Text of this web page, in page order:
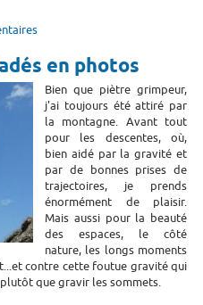
en photos
Bien que piètre grimpeur,
j'ai toujours été attiré par
la montagne. Avant tout
pour les descentes, où,
bien aidé par la gravité et
par de bonnes prises de
trajectoires, je prends
énormément de plaisir.
Mais aussi pour la beauté
des espaces, le côté
nature, les longs moments
contre cette foutue gravité qui
que gravir les sommets.